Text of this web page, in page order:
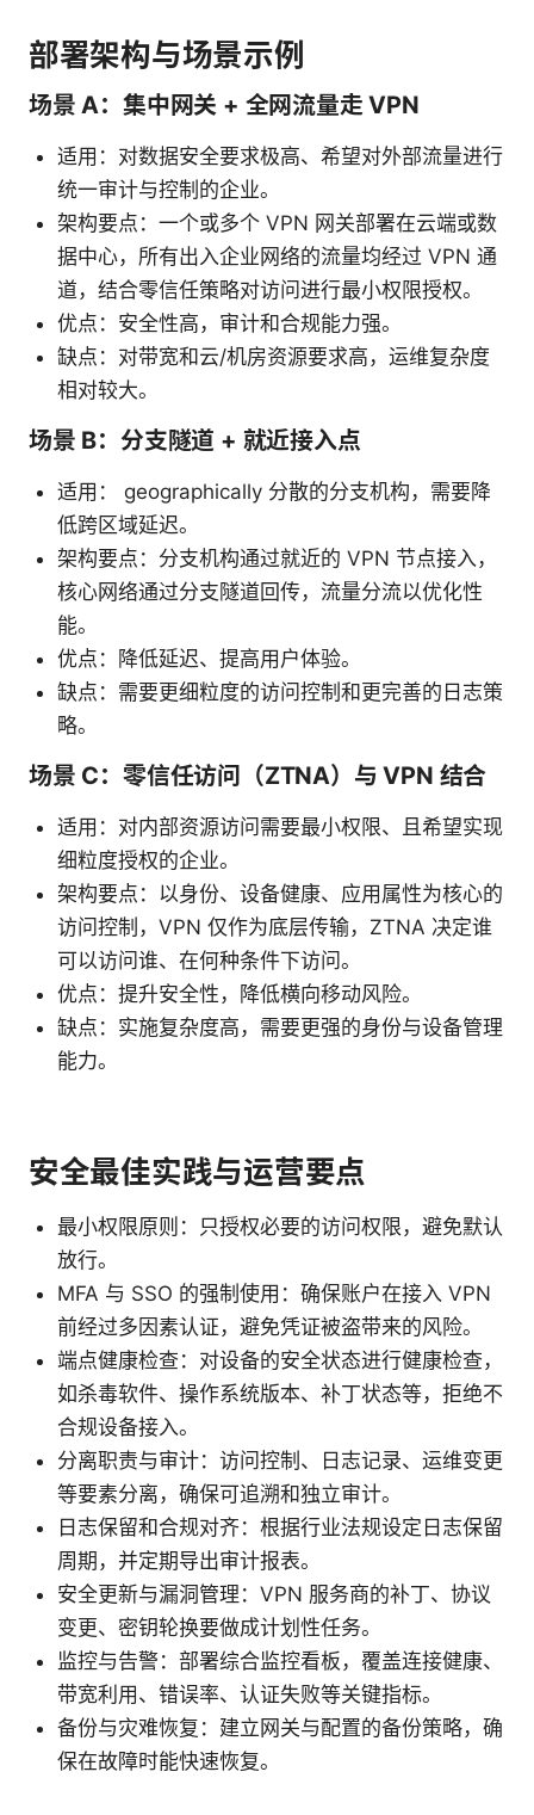
部署架构与场景示例
场景 A：集中网关 + 全网流量走 VPN
适用：对数据安全要求极高、希望对外部流量进行
统一审计与控制的企业。
架构要点：一个或多个 VPN 网关部署在云端或数
据中心，所有出入企业网络的流量均经过 VPN 通
道，结合零信任策略对访问进行最小权限授权。
优点：安全性高，审计和合规能力强。
缺点：对带宽和云/机房资源要求高，运维复杂度
相对较大。
场景 B：分支隧道 + 就近接入点
适用： geographically 分散的分支机构，需要降
低跨区域延迟。
架构要点：分支机构通过就近的 VPN 节点接入，
核心网络通过分支隧道回传，流量分流以优化性
能。
优点：降低延迟、提高用户体验。
缺点：需要更细粒度的访问控制和更完善的日志策
略。
场景 C：零信任访问（ZTNA）与 VPN 结合
适用：对内部资源访问需要最小权限、且希望实现
细粒度授权的企业。
架构要点：以身份、设备健康、应用属性为核心的
访问控制，VPN 仅作为底层传输，ZTNA 决定谁
可以访问谁、在何种条件下访问。
优点：提升安全性，降低横向移动风险。
缺点：实施复杂度高，需要更强的身份与设备管理
能力。
安全最佳实践与运营要点
最小权限原则：只授权必要的访问权限，避免默认
放行。
MFA 与 SSO 的强制使用：确保账户在接入 VPN
前经过多因素认证，避免凭证被盗带来的风险。
端点健康检查：对设备的安全状态进行健康检查，
如杀毒软件、操作系统版本、补丁状态等，拒绝不
合规设备接入。
分离职责与审计：访问控制、日志记录、运维变更
等要素分离，确保可追溯和独立审计。
日志保留和合规对齐：根据行业法规设定日志保留
周期，并定期导出审计报表。
安全更新与漏洞管理：VPN 服务商的补丁、协议
变更、密钥轮换要做成计划性任务。
监控与告警：部署综合监控看板，覆盖连接健康、
带宽利用、错误率、认证失败等关键指标。
备份与灾难恢复：建立网关与配置的备份策略，确
保在故障时能快速恢复。